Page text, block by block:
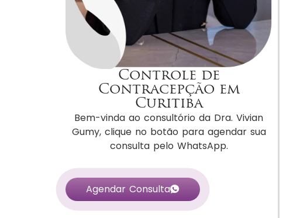
Controle de
Contracepção em
Curitiba
Bem-vinda ao consultório da Dra. Vivian
Gumy, clique no botão para agendar sua
consulta pelo WhatsApp.
Agendar Consulta